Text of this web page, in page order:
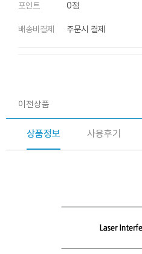
포인트 0점
배송비결제 주문시 결제
이전상품
상품정보 사용후기